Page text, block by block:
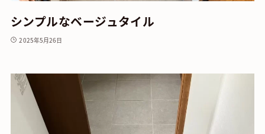
シンプルなベージュタイル
2025年5月26日